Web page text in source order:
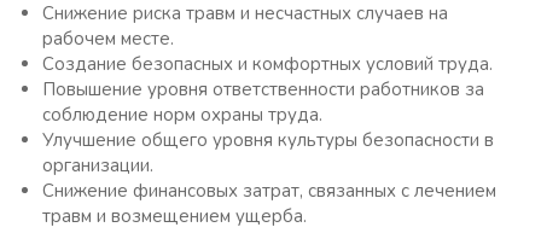
Снижение риска травм и несчастных случаев на
рабочем месте.
Создание безопасных и комфортных условий труда.
Повышение уровня ответственности работников за
соблюдение норм охраны труда.
Улучшение общего уровня культуры безопасности в
организации.
Снижение финансовых затрат, связанных с лечением
травм и возмещением ущерба.